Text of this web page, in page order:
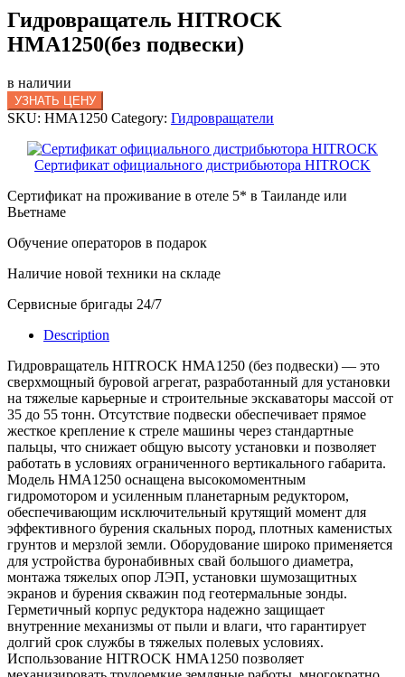
Гидровращатель HITROCK
HMA1250(без подвески)
в наличии
УЗНАТЬ ЦЕНУ
SKU: HMA1250 Category: Гидровращатели
Сертификат официального дистрибьютора HITROCK
Сертификат на проживание в отеле 5* в Таиланде или
Вьетнаме
Обучение операторов в подарок
Наличие новой техники на складе
Сервисные бригады 24/7
Description
Гидровращатель HITROCK HMA1250 (без подвески) — это
сверхмощный буровой агрегат, разработанный для установки
на тяжелые карьерные и строительные экскаваторы массой от
35 до 55 тонн. Отсутствие подвески обеспечивает прямое
жесткое крепление к стреле машины через стандартные
пальцы, что снижает общую высоту установки и позволяет
работать в условиях ограниченного вертикального габарита.
Модель HMA1250 оснащена высокомоментным
гидромотором и усиленным планетарным редуктором,
обеспечивающим исключительный крутящий момент для
эффективного бурения скальных пород, плотных каменистых
грунтов и мерзлой земли. Оборудование широко применяется
для устройства буронабивных свай большого диаметра,
монтажа тяжелых опор ЛЭП, установки шумозащитных
экранов и бурения скважин под геотермальные зонды.
Герметичный корпус редуктора надежно защищает
внутренние механизмы от пыли и влаги, что гарантирует
долгий срок службы в тяжелых полевых условиях.
Использование HITROCK HMA1250 позволяет